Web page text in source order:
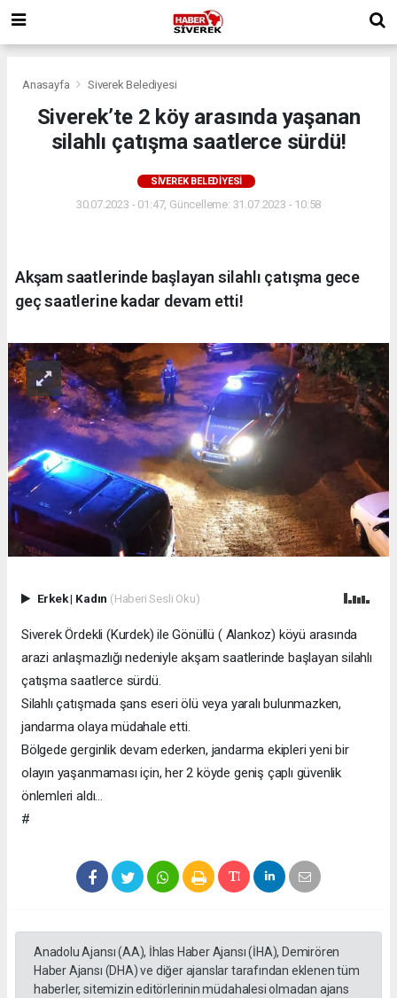
Anasayfa Siverek Belediyesi
Siverek’te 2 köy arasında yaşanan
silahlı çatışma saatlerce sürdü!
SIVEREK BELEDIYESI
30.07.2023 - 01:47, Güncelleme: 31.07.2023 - 10:58
Akşam saatlerinde başlayan silahlı çatışma gece
geç saatlerine kadar devam etti!
Erkek| Kadın (Haberi Sesli Oku)
Siverek Ördekli (Kurdek) ile Gönüllü ( Alankoz) köyü arasında
arazi anlaşmazlığı nedeniyle akşam saatlerinde başlayan silahlı
çatışma saatlerce sürdü.
Silahlı çatışmada şans eseri ölü veya yaralı bulunmazken,
jandarma olaya müdahale etti.
Bölgede gerginlik devam ederken, jandarma ekipleri yeni bir
olayın yaşanmaması için, her 2 köyde geniş çaplı güvenlik
önlemleri aldı…
#
Anadolu Ajansı (AA), İhlas Haber Ajansı (İHA), Demirören
Haber Ajansı (DHA) ve diğer ajanslar tarafından eklenen tüm
haberler, sitemizin editörlerinin müdahalesi olmadan ajans